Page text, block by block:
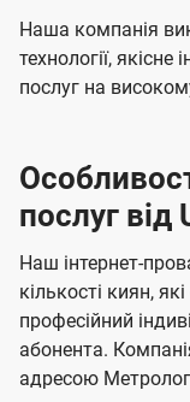
Наша компанія
технології,
послуг на
послуг від
Наш інтернет-
кількості киян,
професійний
абонента.
адресою